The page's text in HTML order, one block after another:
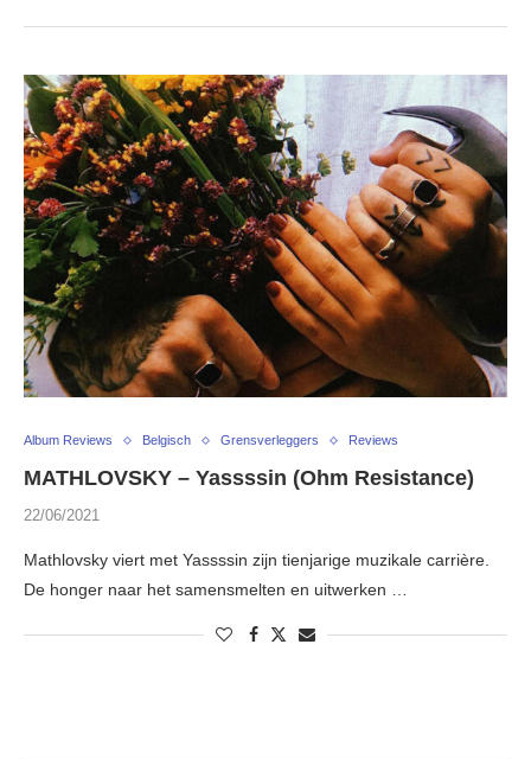
Album Reviews Belgisch Grensverleggers Reviews
MATHLOVSKY – Yassssin (Ohm Resistance)
22/06/2021
Mathlovsky viert met Yassssin zijn tienjarige muzikale carrière.
De honger naar het samensmelten en uitwerken …